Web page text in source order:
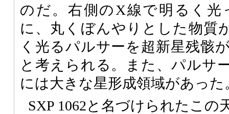
のだ。右側のX線で明るく光
に、丸くぼんやりとした物質
く光るパルサーを超新星残骸
と考えられる。また、パルサ
には大きな星形成領域があった
SXP 1062と名づけられたこの